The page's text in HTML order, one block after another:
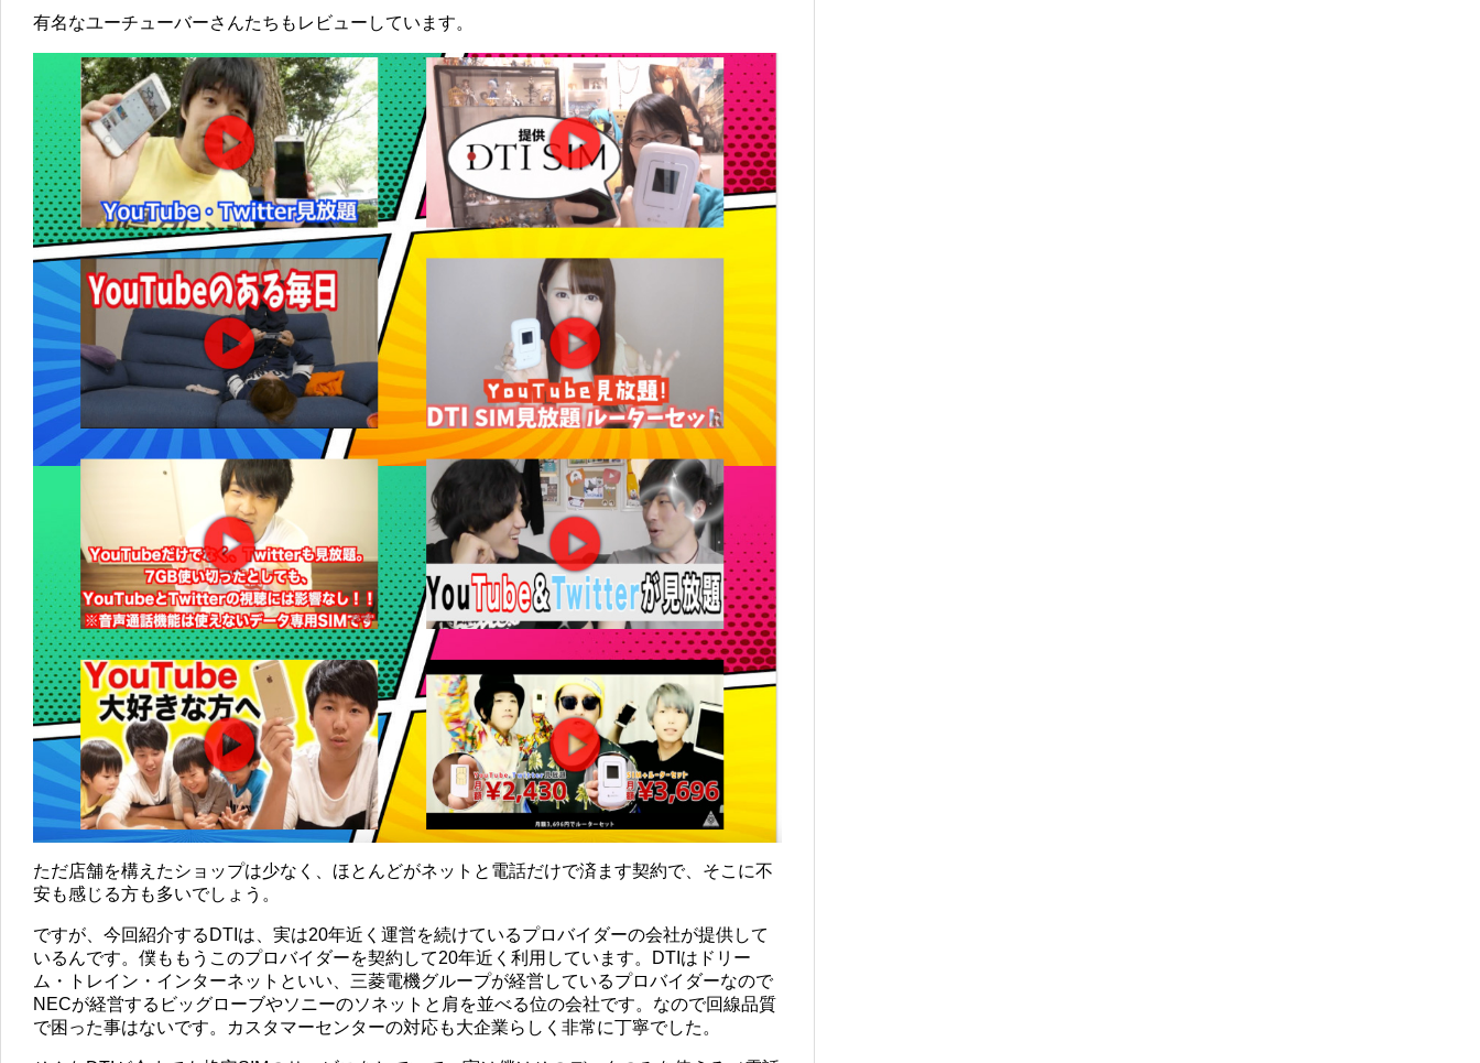
有名なユーチューバーさんたちもレビューしています。
ただ店舗を構えたショップは少なく、ほとんどがネットと電話だけで済ます契約で、そこに不
安も感じる方も多いでしょう。
ですが、今回紹介するDTIは、実は20年近く運営を続けているプロバイダーの会社が提供して
いるんです。僕ももうこのプロバイダーを契約して20年近く利用しています。DTIはドリー
ム・トレイン・インターネットといい、三菱電機グループが経営しているプロバイダーなので
NECが経営するビッグローブやソニーのソネットと肩を並べる位の会社です。なので回線品質
で困った事はないです。カスタマーセンターの対応も大企業らしく非常に丁寧でした。